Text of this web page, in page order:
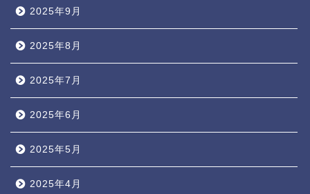
2025年9月
2025年8月
2025年7月
2025年6月
2025年5月
2025年4月